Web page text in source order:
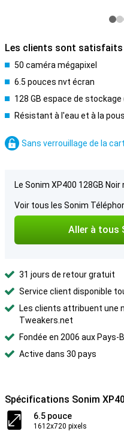
Les clients sont satisfaits
50 caméra mégapixel
6.5 pouces nvt écran
128 GB espace de
Résistant à l'eau et à la
Sans verrouillage de la
Le Sonim XP400 128GB
Voir tous les Sonim
Aller à tous
31 jours de retour gratuit
Service client disponible
Les clients attribuent une
Tweakers.net
Fondée en 2006 aux Pays-
Active dans 30 pays
Spécifications Sonim
6.5 pouce
1612x720 pixels